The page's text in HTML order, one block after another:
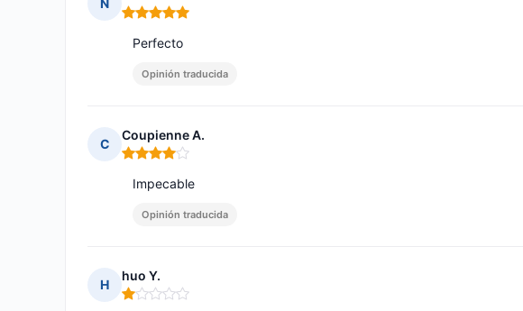
N
Nota: 5 de 5
Perfecto
Opinión traducida
C
Coupienne A.
Nota: 4 de 5
Impecable
Opinión traducida
H
huo Y.
Nota: 1 de 5